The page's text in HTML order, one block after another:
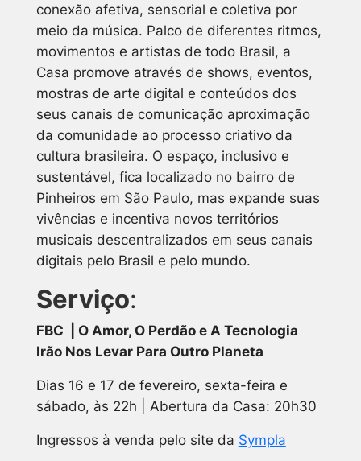
conexão afetiva, sensorial e coletiva por
meio da música. Palco de diferentes ritmos,
movimentos e artistas de todo Brasil, a
Casa promove através de shows, eventos,
mostras de arte digital e conteúdos dos
seus canais de comunicação aproximação
da comunidade ao processo criativo da
cultura brasileira. O espaço, inclusivo e
sustentável, fica localizado no bairro de
Pinheiros em São Paulo, mas expande suas
vivências e incentiva novos territórios
musicais descentralizados em seus canais
digitais pelo Brasil e pelo mundo.
Serviço:
FBC | O Amor, O Perdão e A Tecnologia
Irão Nos Levar Para Outro Planeta
Dias 16 e 17 de fevereiro, sexta-feira e
sábado, às 22h | Abertura da Casa: 20h30
Ingressos à venda pelo site da Sympla